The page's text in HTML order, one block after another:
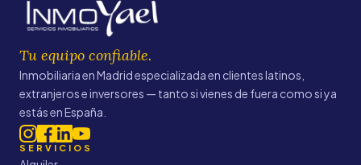
Tu equipo confiable.
Inmobiliaria en Madrid especializada en clientes latinos,
extranjeros e inversores — tanto si vienes de fuera como si ya
estás en España.
SERVICIOS